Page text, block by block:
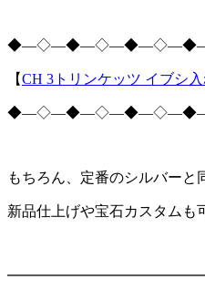
【CH 3 トリンケッツ イブシ
もちろん、定番のシルバーと
新品仕上げや宝石カスタムも